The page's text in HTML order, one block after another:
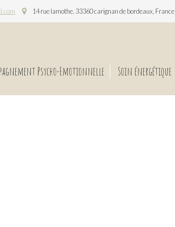
14 rue lamothe, 33360 carignan de bordeaux, France
Psycho-Emotionnelle Soin énergétique